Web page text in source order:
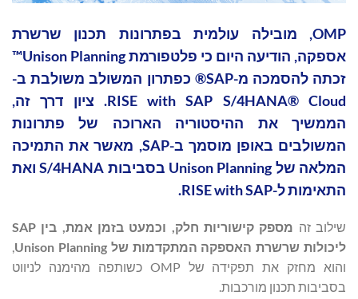
OMP, מובילה עולמית בפתרונות תכנון שרשרת
אספקה, הודיעה היום כי פלטפורמת Unison Planning™
זכתה להסמכה מ-SAP® כפתרון המשולב משולבת ב-
RISE with SAP S/4HANA® Cloud. ציון דרך זה,
הממשיך את ההיסטוריה הארוכה של פתרונות
המשולבים באופן מוסמך ב-SAP, מאשר את התמיכה
המלאה של Unison Planning בסביבות S/4HANA ואת
התאימות ל-RISE with SAP.
שילוב זה מספק קישוריות חלק, וכמעט בזמן אמת, בין SAP
ליכולות שרשרת האספקה המתקדמות שלUnison Planning
,
והוא מחזק את תפקידה של OMP כשותפה מהימנה לניווט
בסביבות תכנון מורכבות.